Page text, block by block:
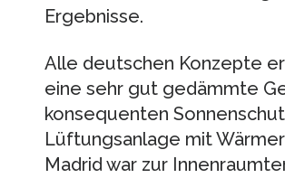
Ergebnisse.
Alle deutschen Konzepte
eine sehr gut gedämmte
konsequenten
Lüftungsanlage mit
Madrid war zur